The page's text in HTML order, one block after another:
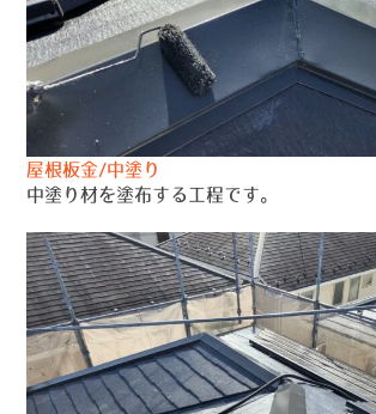
屋根板金/中塗り
中塗り材を塗布する工程です。